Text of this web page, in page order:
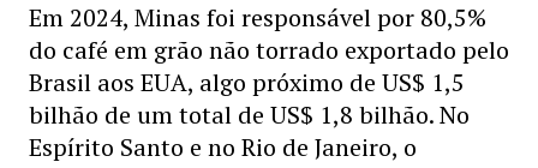
Em 2024, Minas foi responsável por 80,5%
do café em grão não torrado exportado pelo
Brasil aos EUA, algo próximo de US$ 1,5
bilhão de um total de US$ 1,8 bilhão. No
Espírito Santo e no Rio de Janeiro, o